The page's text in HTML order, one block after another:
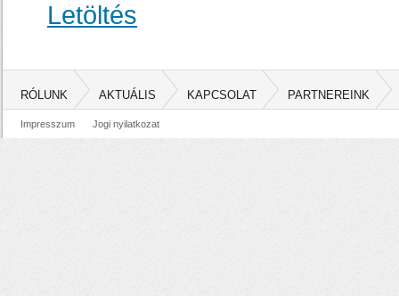
Letöltés
RÓLUNK AKTUÁLIS KAPCSOLAT PARTNEREINK
Impresszum Jogi nyilatkozat